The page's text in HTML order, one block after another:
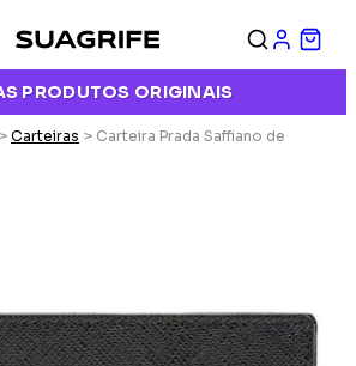
PRODUTOS ORIGINAIS
> Carteiras > Carteira Prada Saffiano de